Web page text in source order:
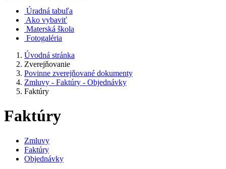
Úradná tabuľa
Ako vybaviť
Materská škola
Fotogaléria
Úvodná stránka
Zverejňovanie
Povinne zverejňované dokumenty
Zmluvy - Faktúry - Objednávky
Faktúry
Faktúry
Zmluvy
Faktúry
Objednávky